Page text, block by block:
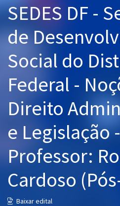
Cursos 20% OFF
Pós
Graduação
OAB
Mentorias
Questões grátis
Conteúdo gratuito
Aprovados
SEDES DF -
de
Social do
Federal -
Direito
e Legislação -
Professor:
Cardoso
Baixar edital